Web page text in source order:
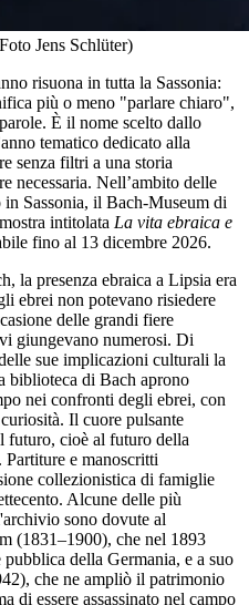
Jens Schlüter)
risuona in tutta la Sassonia:
più o meno "parlare chiaro",
È il nome scelto dallo
tematico dedicato alla
senza filtri a una storia
necessaria. Nell’ambito delle
Sassonia, il Bach-Museum di
intitolata La vita ebraica e
fino al 13 dicembre 2026.
la presenza ebraica a Lipsia era
ebrei non potevano risiedere
delle grandi fiere
giungevano numerosi. Di
sue implicazioni culturali la
biblioteca di Bach aprono
nei confronti degli ebrei, con
Il cuore pulsante
futuro, cioè al futuro della
e manoscritti
collezionistica di famiglie
Alcune delle più
sono dovute al
(1831–1900), che nel 1893
della Germania, e a suo
che ne ampliò il patrimonio
di essere assassinato nel campo